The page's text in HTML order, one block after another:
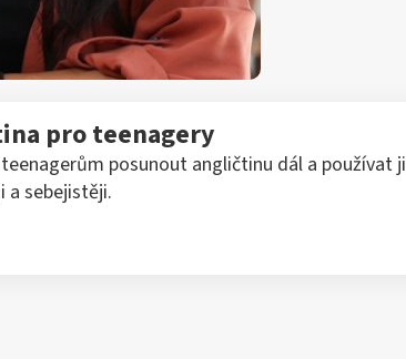
pro teenagery
posunout angličtinu dál a používat ji
a sebejistěji.